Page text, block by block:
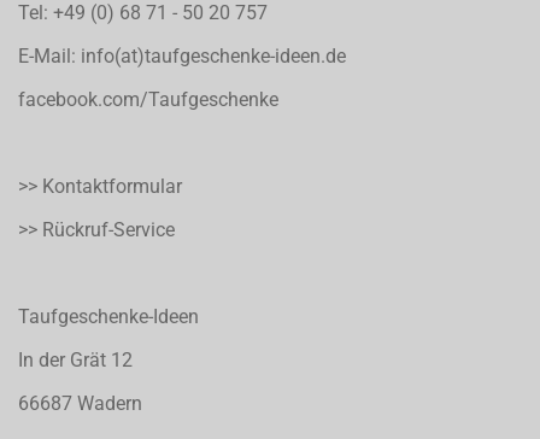
Tel: +49 (0) 68 71 - 50 20 757
E-Mail: info(at)taufgeschenke-ideen.de
facebook.com/Taufgeschenke
>> Kontaktformular
>> Rückruf-Service
Taufgeschenke-Ideen
In der Grät 12
66687 Wadern